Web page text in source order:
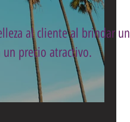
al cliente al brindar un
precio atractivo.